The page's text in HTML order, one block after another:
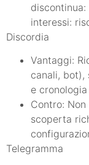
interessi:
Discordia
Vantaggi:
canali, bot),
e
Contro:
scoperta
Telegramma